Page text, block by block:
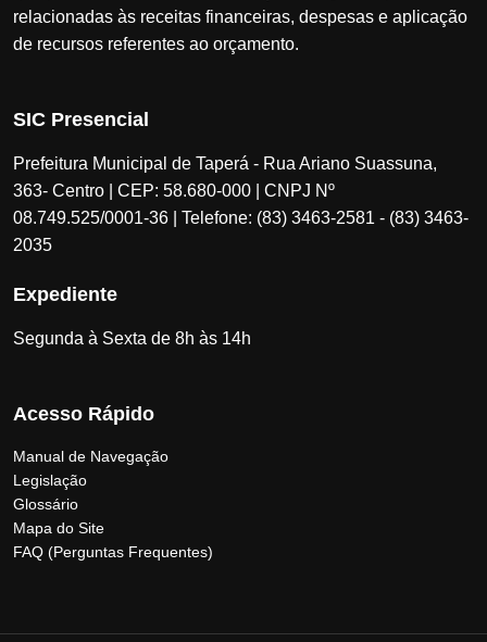
relacionadas às receitas financeiras, despesas e aplicação
de recursos referentes ao orçamento.
SIC Presencial
Prefeitura Municipal de Taperá - Rua Ariano Suassuna,
363- Centro | CEP: 58.680-000 | CNPJ Nº
08.749.525/0001-36 | Telefone: (83) 3463-2581 - (83) 3463-
2035
Expediente
Segunda à Sexta de 8h às 14h
Acesso Rápido
Manual de Navegação
Legislação
Glossário
Mapa do Site
FAQ (Perguntas Frequentes)